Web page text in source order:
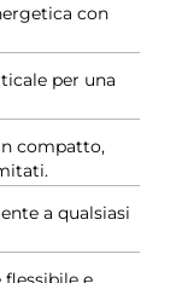
con
per una
compatto,
a qualsiasi